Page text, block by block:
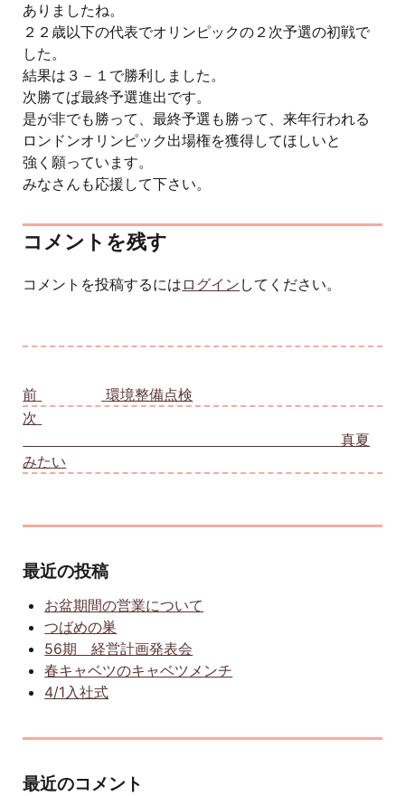
ありましたね。
２２歳以下の代表でオリンピックの２次予選の初戦で
した。
結果は３－１で勝利しました。
次勝てば最終予選進出です。
是が非でも勝って、最終予選も勝って、来年行われる
ロンドンオリンピック出場権を獲得してほしいと
強く願っています。
みなさんも応援して下さい。
コメントを残す
コメントを投稿するには ログイン してください。
前
環境整備点検
次
真夏
みたい
最近の投稿
お盆期間の営業について
つばめの巣
56期 経営計画発表会
春キャベツのキャベツメンチ
4/1入社式
最近のコメント